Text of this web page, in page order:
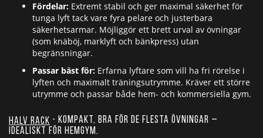
Fördelar: Extremt stabil och ger maximal säkerhet för
tunga lyft tack vare fyra pelare och justerbara
säkerhetsarmar. Möjliggör ett brett urval av övningar
(som knäböj, marklyft och bänkpress) utan
begränsningar.
Passar bäst för: Erfarna lyftare som vill ha fri rörelse i
lyften och maximalt träningsutrymme. Kräver ett större
utrymme och passar både hem- och kommersiella gym.
Halv Rack - Kompakt, bra för de flesta övningar –
idealiskt för hemgym.